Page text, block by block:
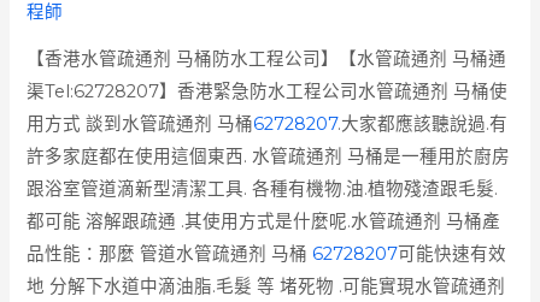
程師
【香港水管疏通剂 马桶防水工程公司】【水管疏通剂 马桶通
渠Tel:62728207】香港緊急防水工程公司水管疏通剂 马桶使
用方式 談到水管疏通剂 马桶62728207.大家都應該聽說過.有
許多家庭都在使用這個東西. 水管疏通剂 马桶是一種用於廚房
跟浴室管道滴新型清潔工具. 各種有機物.油.植物殘渣跟毛髮.
都可能 溶解跟疏通 .其使用方式是什麼呢.水管疏通剂 马桶產
品性能：那麼 管道水管疏通剂 马桶 62728207可能快速有效
地 分解下水道中滴油脂.毛髮 等 堵死物 .可能實現水管疏通剂